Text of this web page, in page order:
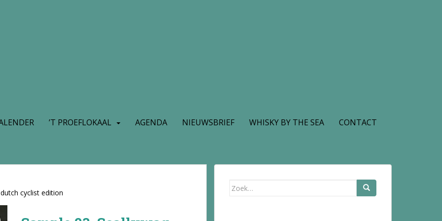
’T PROEFLOKAAL AGENDA NIEUWSBRIEF WHISKY BY THE SEA CONTACT
cyclist edition
Zoek